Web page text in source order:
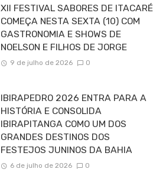
XII FESTIVAL SABORES DE ITACARÉ
COMEÇA NESTA SEXTA (10) COM
GASTRONOMIA E SHOWS DE
NOELSON E FILHOS DE JORGE
9 de julho de 2026 0
IBIRAPEDRO 2026 ENTRA PARA A
HISTÓRIA E CONSOLIDA
IBIRAPITANGA COMO UM DOS
GRANDES DESTINOS DOS
FESTEJOS JUNINOS DA BAHIA
6 de julho de 2026 0